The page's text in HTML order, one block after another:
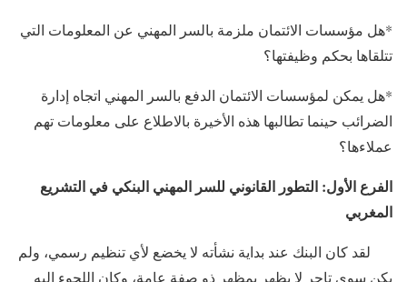
*هل مؤسسات الائتمان ملزمة بالسر المهني عن المعلومات التي
تتلقاها بحكم وظيفتها؟
*هل يمكن لمؤسسات الائتمان الدفع بالسر المهني اتجاه إدارة
الضرائب حينما تطالبها هذه الأخيرة بالاطلاع على معلومات تهم
عملاءها؟
الفرع الأول: التطور القانوني للسر المهني البنكي في التشريع
المغربي
لقد كان البنك عند بداية نشأته لا يخضع لأي تنظيم رسمي، ولم
يكن سوى تاجر لا يظهر بمظهر ذو صفة عامة، وكان اللجوء إليه